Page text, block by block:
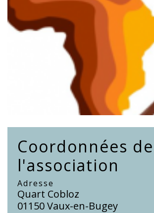
Coordonnées de
l'association
Adresse
Quart Cobloz
01150 Vaux-en-Bugey